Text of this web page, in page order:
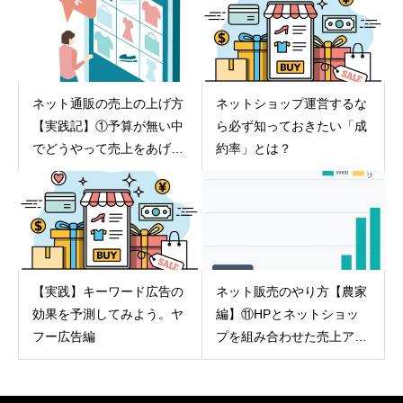
ネット通販の売上の上げ方
【実践記】①予算が無い中
でどうやって売上をあげる
のか？
ネットショップ運営するな
ら必ず知っておきたい「成
約率」とは？
【実践】キーワード広告の
効果を予測してみよう。ヤ
フー広告編
ネット販売のやり方【農家
編】⑪HPとネットショッ
プを組み合わせた売上アッ
プの流れ